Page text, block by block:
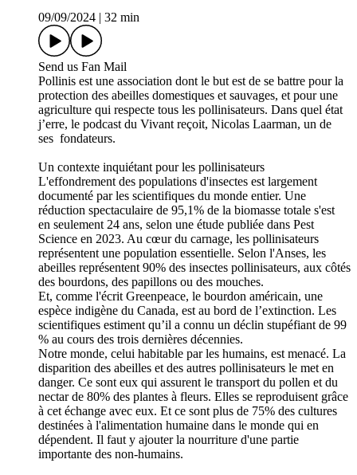
09/09/2024
32 min
Send us Fan Mail
Pollinis est une association dont le but est de se battre pour la
protection des abeilles domestiques et sauvages, et pour une
agriculture qui respecte tous les pollinisateurs. Dans quel état
j’erre, le podcast du Vivant reçoit, Nicolas Laarman, un de
ses fondateurs.
Un contexte inquiétant pour les pollinisateurs
L'effondrement des populations d'insectes est largement
documenté par les scientifiques du monde entier. Une
réduction spectaculaire de 95,1% de la biomasse totale s'est
en seulement 24 ans, selon une étude publiée dans Pest
Science en 2023. Au cœur du carnage, les pollinisateurs
représentent une population essentielle. Selon l'Anses, les
abeilles représentent 90% des insectes pollinisateurs, aux côtés
des bourdons, des papillons ou des mouches.
Et, comme l'écrit Greenpeace, le bourdon américain, une
espèce indigène du Canada, est au bord de l’extinction. Les
scientifiques estiment qu’il a connu un déclin stupéfiant de 99
% au cours des trois dernières décennies.
Notre monde, celui habitable par les humains, est menacé. La
disparition des abeilles et des autres pollinisateurs le met en
danger. Ce sont eux qui assurent le transport du pollen et du
nectar de 80% des plantes à fleurs. Elles se reproduisent grâce
à cet échange avec eux. Et ce sont plus de 75% des cultures
destinées à l'alimentation humaine dans le monde qui en
dépendent. Il faut y ajouter la nourriture d'une partie
importante des non-humains.